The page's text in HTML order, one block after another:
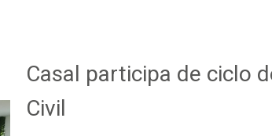
Casal participa de ciclo
Civil